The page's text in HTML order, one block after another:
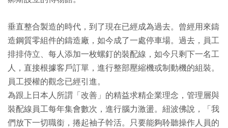
垂直整合製造的時代，到了現在已經成為過去。曾經用來鑄
造鋼質零組件的鑄造廠，如今成了一處停車場。過去，員工
排排侍立、每人添加一枚螺釘的裝配線，如今只剩下一名工
人，直接根據客戶訂單，進行整部壓縮機或制動機的組裝。
員工授權的觀念已經引進。
為跟上日本人所謂「改善」的精益求精企業理念，管理層與
裝配線員工每年集會數次，進行腦力激盪。紐波佛說，「我
們放下一切職銜，捲起袖子幹活。只要能夠聆聽操作人員的